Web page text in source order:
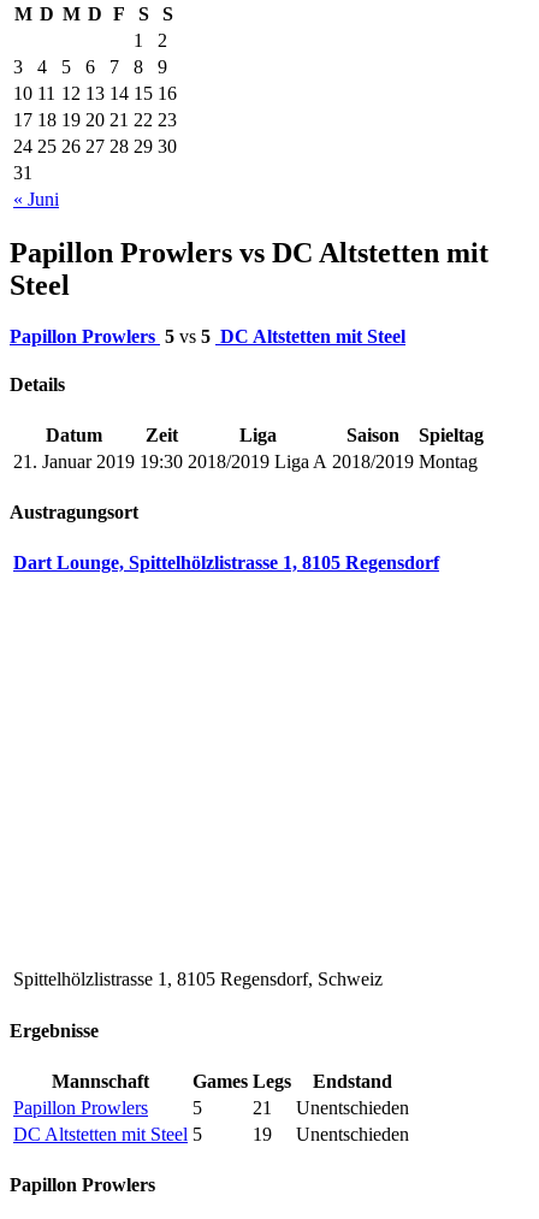
M D M D F S S
« Juni
1
2
3
4 5 6 7 8
9
10 11 12 13 14 15 16
17 18 19 20 21 22 23
24 25 26 27 28 29 30
31
Papillon Prowlers vs DC Altstetten mit
Steel
Papillon Prowlers 5 vs 5 DC Altstetten mit Steel
Details
Datum Zeit Liga Saison
Spieltag
21. Januar 2019 19:30 2018/2019 Liga A 2018/2019 Montag
Austragungsort
Dart Lounge, Spittelhölzlistrasse 1, 8105 Regensdorf
Spittelhölzlistrasse 1, 8105 Regensdorf, Schweiz
Ergebnisse
Mannschaft Games Legs
Endstand
Papillon Prowlers
5 21
Unentschieden
DC Altstetten mit Steel 5 19 Unentschieden
Papillon Prowlers